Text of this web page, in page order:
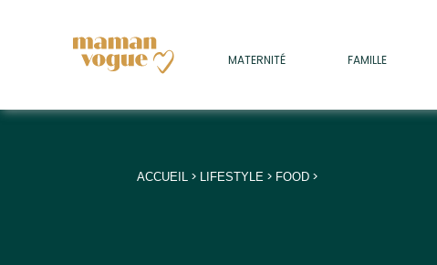
MATERNITÉ FAMILLE
+
+
ACCUEIL> LIFESTYLE> FOOD>